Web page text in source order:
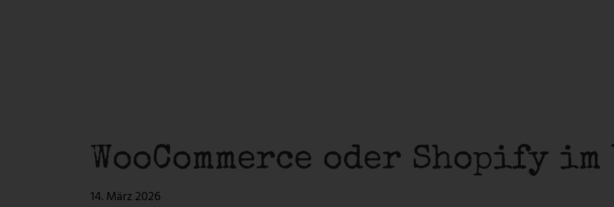
LOGOERSTELLUNG
CONTENTERSTELLUNG
PRINT & GRAFIK
WEBSEITEN-GESTALTUNG
WEBSHOPS
WEBHOSTING &
SERVERLÖSUNGEN
WooCommerce oder Shopify
14. März 2026